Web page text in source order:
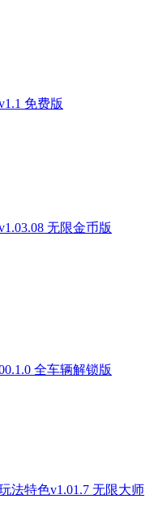
免费版
无限金币版
全车辆解锁版
法特色v1.01.7 无限大师